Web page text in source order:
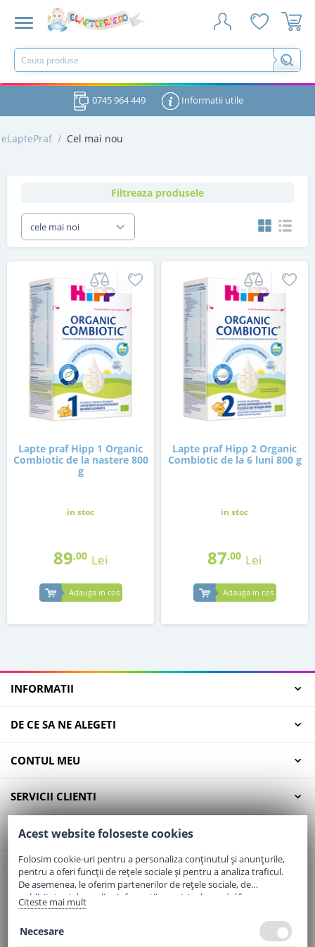
0745 964 449 Informatii utile
eLaptePraf / Cel mai nou
Filtreaza produsele
cele mai noi
Lapte praf Hipp 1 Organic
Combiotic de la nastere 800
g
in stoc
89,00 Lei
Adauga in cos
Lapte praf Hipp 2 Organic
Combiotic de la 6 luni 800 g
in stoc
87,00 Lei
Adauga in cos
INFORMATII
DE CE SA NE ALEGETI
CONTUL MEU
SERVICII CLIENTI
CONTACT
Email:office@elaptepraf.ro
Telefon:0745-964-449
Adresa:Sos. Borsului, Nr. 20, Oradea, Jud. Bihor
Acest website foloseste cookies
Folosim cookie-uri pentru a personaliza conținutul și anunțurile,
pentru a oferi funcții de rețele sociale și pentru a analiza traficul.
De asemenea, le oferim partenerilor de rețele sociale, de
publicitate și de analize informații cu privire la modul în care
folosiți site-ul nostru. Aceștia le pot combina cu alte informații
Citeste mai mult
Necesare